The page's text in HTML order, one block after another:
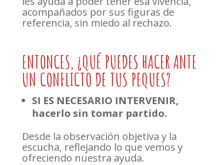
acompañados por sus figuras de
referencia, sin miedo al rechazo.
ENTONCES, ¿QUÉ PUEDES HACER ANTE
UN CONFLICTO DE TUS PEQUES?
SI ES NECESARIO INTERVENIR,
hacerlo sin tomar partido.
Desde la observación objetiva y la
escucha, reflejando lo que vemos y
ofreciendo nuestra ayuda.